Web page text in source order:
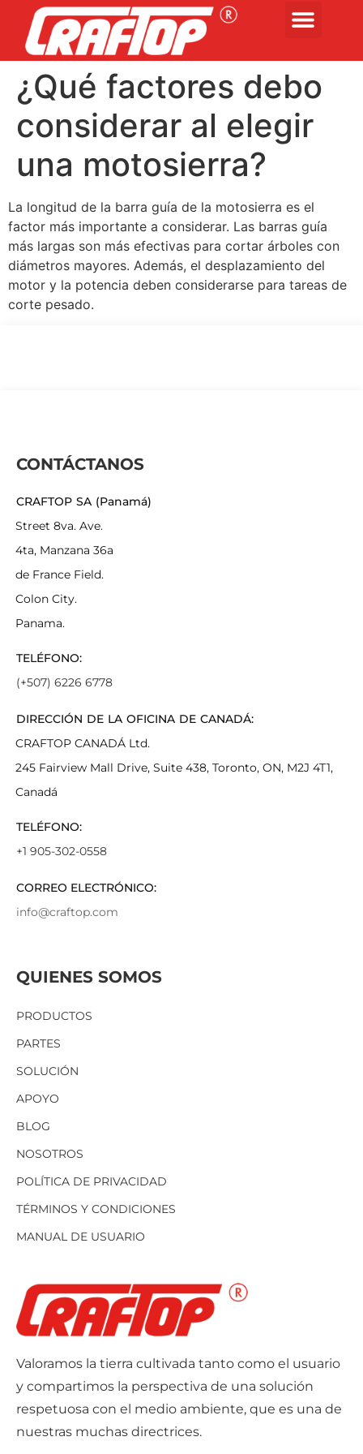
¿Qué factores debo
considerar al elegir
una motosierra?
La longitud de la barra guía de la motosierra es el
factor más importante a considerar. Las barras guía
más largas son más efectivas para cortar árboles con
diámetros mayores. Además, el desplazamiento del
motor y la potencia deben considerarse para tareas de
corte pesado.
Valoramos la tierra cultivada tanto como el usuario
y compartimos la perspectiva de una solución
respetuosa con el medio ambiente, que es una de
nuestras muchas directrices.
QUIENES SOMOS
PRODUCTOS
PARTES
SOLUCIÓN
APOYO
BLOG
NOSOTROS
POLÍTICA DE PRIVACIDAD
TÉRMINOS Y CONDICIONES
MANUAL DE USUARIO
CONTÁCTANOS
CRAFTOP SA (Panamá)
Street 8va. Ave.
4ta, Manzana 36a
de France Field.
Colon City.
Panama.
TELÉFONO:
(+507) 6226 6778
DIRECCIÓN DE LA OFICINA DE CANADÁ:
CRAFTOP CANADÁ Ltd.
245 Fairview Mall Drive, Suite 438, Toronto, ON, M2J 4T1,
Canadá
TELÉFONO:
+1 905-302-0558
CORREO ELECTRÓNICO:
info@craftop.com